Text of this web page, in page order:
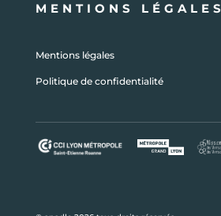
MENTIONS LÉGALES
Mentions légales
Politique de confidentialité